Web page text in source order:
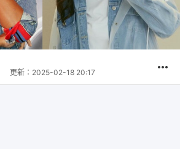
更新： 2025-02-18 20:17